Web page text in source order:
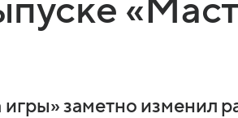
заметно изменил